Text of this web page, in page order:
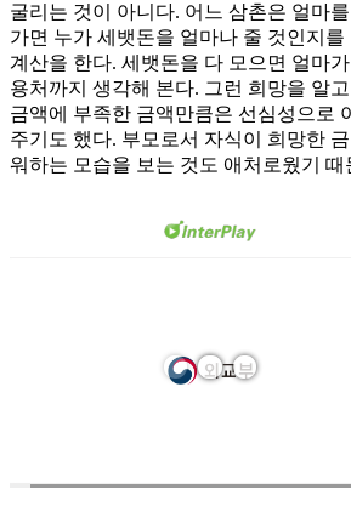
굴리는 것이 아니다. 어느 삼촌은 얼마
가면 누가 세뱃돈을 얼마나 줄 것인지
계산을 한다. 세뱃돈을 다 모으면 얼마
용처까지 생각해 본다. 그런 희망을 알
금액에 부족한 금액만큼은 선심성으로
주기도 했다. 부모로서 자식이 희망한
워하는 모습을 보는 것도 애처로웠기 때